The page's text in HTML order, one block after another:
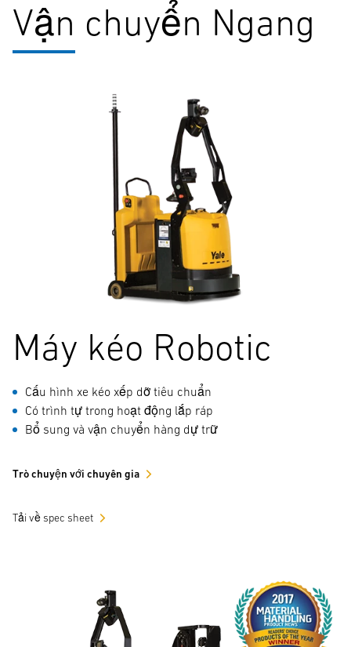
Vận chuyển Ngang
Máy kéo Robotic
Cấu hình xe kéo xếp dỡ tiêu chuẩn
Có trình tự trong hoạt động lắp ráp
Bổ sung và vận chuyển hàng dự trữ
Trò chuyện với chuyên gia
Tải về spec sheet